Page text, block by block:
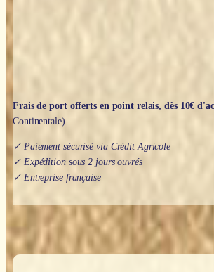
Frais de port offerts en point relais, dès 10€
Continentale).
✓ Paiement sécurisé via Crédit Agricole
✓ Expédition sous 2 jours ouvrés
✓ Entreprise française